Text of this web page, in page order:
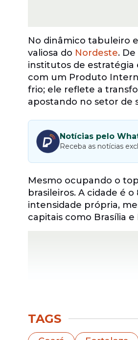
No dinâmico tabuleiro
valiosa do Nordeste.
institutos de estratégia
com um Produto
frio; ele reflete a
apostando no setor de
Notícias pelo
Receba as notícias
Mesmo ocupando o
brasileiros. A cidade é
intensidade própria,
capitais como Brasília e
TAGS